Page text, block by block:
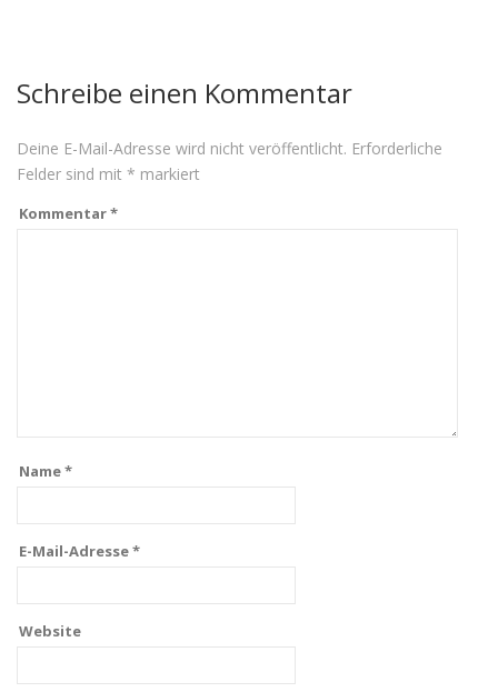
Schreibe einen Kommentar
Deine E-Mail-Adresse wird nicht veröffentlicht. Erforderliche
Felder sind mit * markiert
Kommentar*
Name*
E-Mail-Adresse*
Website